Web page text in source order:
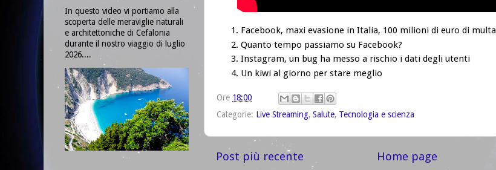
Facebook, maxi evasione in Italia, 100 milioni di euro di multa
Quanto tempo passiamo su Facebook?
Instagram, un bug ha messo a rischio i dati degli utenti
Un kiwi al giorno per stare meglio
Ore 18:00
Categorie: Live Streaming, Salute, Tecnologia e scienza
Post più recente Home page
In questo video vi portiamo alla
scoperta delle meraviglie naturali
e architettoniche di Cefalonia
durante il nostro viaggio di luglio
2026....